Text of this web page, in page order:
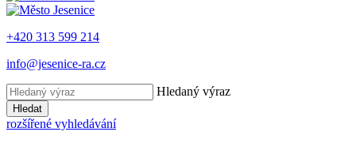
+420 313 599 214
info@jesenice-ra.cz
Hledaný výraz
Hledat
rozšířené vyhledávání